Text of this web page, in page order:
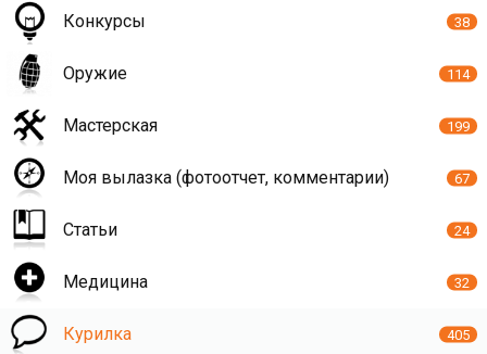
Конкурсы 38
Оружие 114
Мастерская 199
Моя вылазка (фотоотчет, комментарии) 67
Статьи 24
Медицина 32
Курилка 405